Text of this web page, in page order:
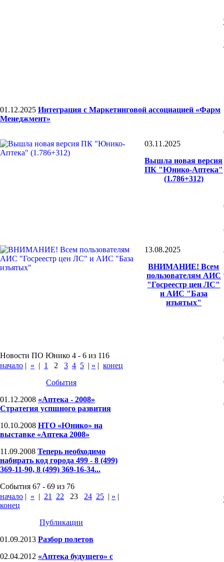
01.12.2025 Интеграция с Маркетинговой ассоциацией «Фарм
Менеджмент»
03.11.2025
Вышла новая версия
ПК "Юнико-Аптека"
(1.786+312)
13.08.2025
ВНИМАНИЕ! Всем
пользователям АИС
"Госреестр цен ЛС"
и АИС "База
изъятых"
Новости ПО Юнико 4 - 6 из 116
начало | « | 1 2 3 4 5 | » | конец
События
01.12.2008 «Аптека - 2008»
Стратегия успшного развития
10.10.2008 НТО «Юнико» на
выставке «Аптека 2008»
11.09.2008 Теперь необходимо
набирать код города 499 - 8 (499)
369-11-90, 8 (499) 369-16-34...
События 67 - 69 из 76
начало | « | 21 22 23 24 25 | » |
конец
Публикации
01.09.2013 Разбор полетов
02.04.2012 «Аптека будущего» с